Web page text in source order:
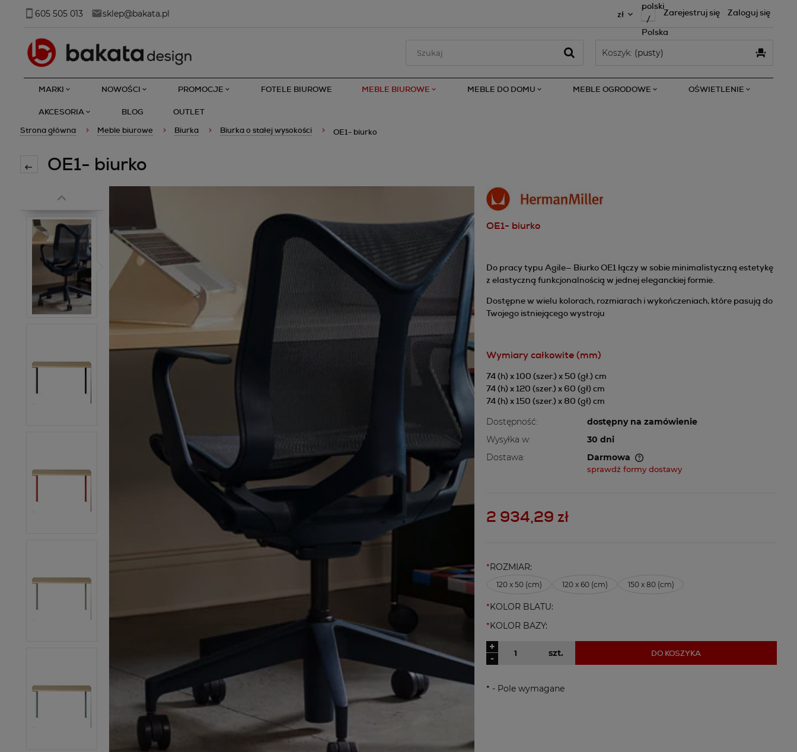
605 505 013 sklep@bakata.pl Zarejestruj się Zaloguj się
Koszyk: (pusty)
MARKI NOWOŚCI PROMOCJE FOTELE BIUROWE MEBLE BIUROWE MEBLE DO DOMU MEBLE OGRODOWE OŚWIETLENIE
AKCESORIA BLOG
OUTLET
Strona główna
Meble biurowe Biurka Biurka o stałej wysokości OE1- biurko
OE1- biurko
OE1- biurko
Do pracy typu Agile— Biurko OE1 łączy w sobie minimalistyczną estetykę
z elastyczną funkcjonalnością w jednej eleganckiej formie.
Dostępne w wielu kolorach, rozmiarach i wykończeniach, które pasują do
Twojego istniejącego wystroju
Wymiary całkowite (mm)
74 (h) x 100 (szer.) x 50 (gł.) cm
74 (h) x 120 (szer.) x 60 (gł) cm
74 (h) x 150 (szer.) x 80 (gł) cm
Dostępność:
dostępny na zamówienie
Wysyłka w:
30 dni
Dostawa:
Darmowa
sprawdź formy dostawy
2 934,29 zł
*ROZMIAR:
120 x 50 (cm) 120 x 60 (cm) 150 x 80 (cm)
*KOLOR BLATU:
*KOLOR BAZY:
-
+
szt. DO KOSZYKA
* - Pole wymagane